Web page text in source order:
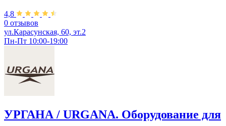
4,8
0 отзывов
ул.Карасунская, 60, эт.2
Пн-Пт 10:00-19:00
УРГАНА / URGANA. Оборудование для